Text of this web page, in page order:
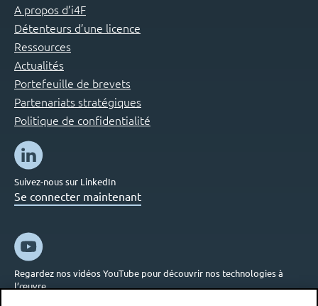
A propos d’i4F
Détenteurs d’une licence
Ressources
Actualités
Portefeuille de brevets
Partenariats stratégiques
Politique de confidentialité
Suivez-nous sur LinkedIn
Se connecter maintenant
Regardez nos vidéos YouTube pour découvrir nos technologies à
l’œuvre